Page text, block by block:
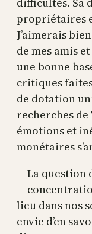
propriétaires
J’aimerais
de mes amis
une bonne
critiques
de dotation
recherches
émotions et
monétaires
La question
lieu dans nos
envie d’en